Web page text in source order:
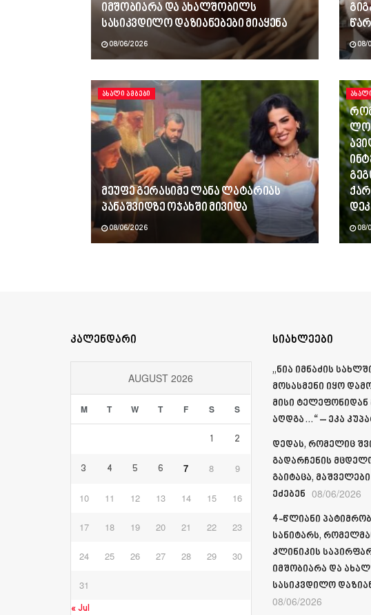
იმშობიარა და ახალშობილს
სასიკვდილო დაზიანებები მიაყენა
08/06/2026 08/
ᲐᲮᲐᲚᲘ ᲐᲛᲑᲔᲑᲘ
მეუფე გერასიმე ლანა ლატარიას
პანაშვიდზე ოჯახში მივიდა
08/06/2026 08/
კალენდარი
AUGUST 2026
M T W T F S S
1 2
3 4 5 6 7 8 9
10 11 12 13 14 15 16
17 18 19 20 21 22 23
24 25 26 27 28 29 30
31
« Jul
სიახლეები
„ნია იმნაძის
მოსასმენი იყო
მისი ტელეფონიდან
აღდგა…“ – ეკა
დედას, რომელიც
გადარჩენის
გაიტაცა,
ეძებენ 08/06/2026
4-წლიანი
სანიტარს,
კლინიკის
იმშობიარა და
სასიკვდილო
08/06/2026